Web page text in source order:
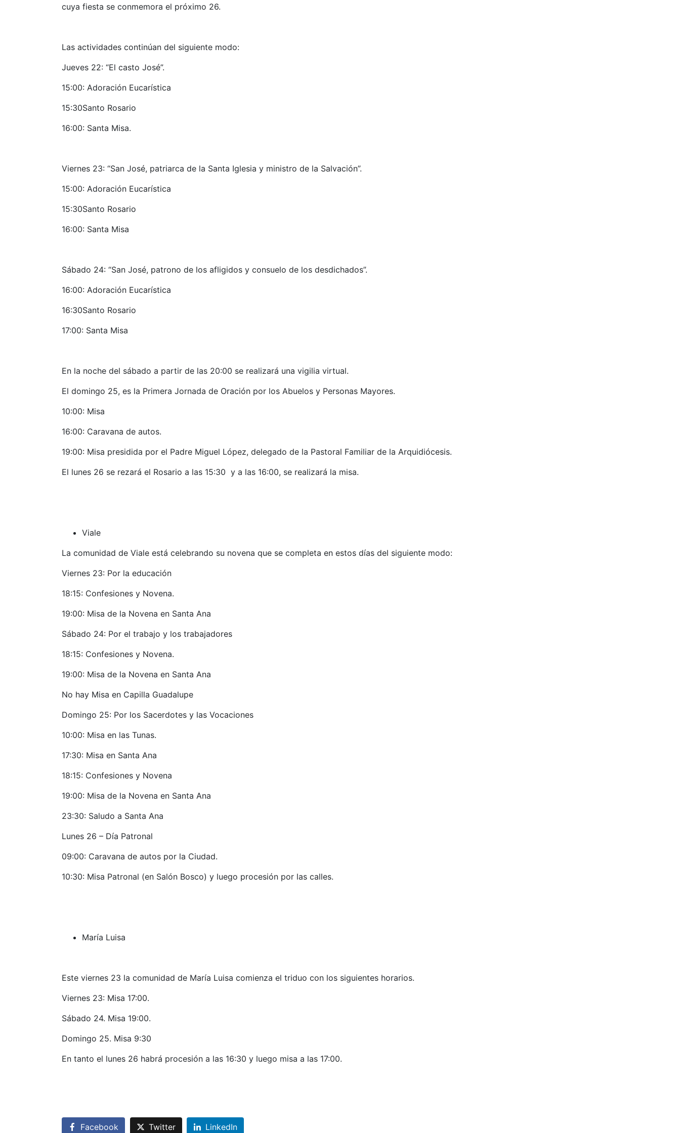
cuya fiesta se conmemora el próximo 26.
Las actividades continúan del siguiente modo:
Jueves 22: “El casto José”.
15:00: Adoración Eucarística
15:30Santo Rosario
16:00: Santa Misa.
Viernes 23: “San José, patriarca de la Santa Iglesia y ministro de la Salvación”.
15:00: Adoración Eucarística
15:30Santo Rosario
16:00: Santa Misa
Sábado 24: “San José, patrono de los afligidos y consuelo de los desdichados”.
16:00: Adoración Eucarística
16:30Santo Rosario
17:00: Santa Misa
En la noche del sábado a partir de las 20:00 se realizará una vigilia virtual.
El domingo 25, es la Primera Jornada de Oración por los Abuelos y Personas Mayores.
10:00: Misa
16:00: Caravana de autos.
19:00: Misa presidida por el Padre Miguel López, delegado de la Pastoral Familiar de la Arquidiócesis.
El lunes 26 se rezará el Rosario a las 15:30 y a las 16:00, se realizará la misa.
Viale
La comunidad de Viale está celebrando su novena que se completa en estos días del siguiente modo:
Viernes 23: Por la educación
18:15: Confesiones y Novena.
19:00: Misa de la Novena en Santa Ana
Sábado 24: Por el trabajo y los trabajadores
18:15: Confesiones y Novena.
19:00: Misa de la Novena en Santa Ana
No hay Misa en Capilla Guadalupe
Domingo 25: Por los Sacerdotes y las Vocaciones
10:00: Misa en las Tunas.
17:30: Misa en Santa Ana
18:15: Confesiones y Novena
19:00: Misa de la Novena en Santa Ana
23:30: Saludo a Santa Ana
Lunes 26 – Día Patronal
09:00: Caravana de autos por la Ciudad.
10:30: Misa Patronal (en Salón Bosco) y luego procesión por las calles.
María Luisa
Este viernes 23 la comunidad de María Luisa comienza el triduo con los siguientes horarios.
Viernes 23: Misa 17:00.
Sábado 24. Misa 19:00.
Domingo 25. Misa 9:30
En tanto el lunes 26 habrá procesión a las 16:30 y luego misa a las 17:00.
Facebook Twitter LinkedIn